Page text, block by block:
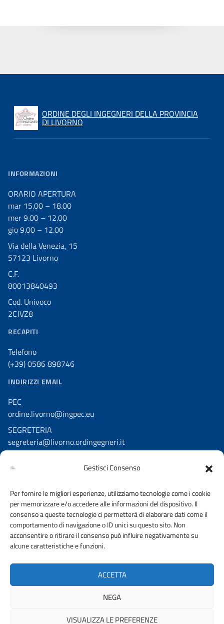
Gestisci Consenso
Per fornire le migliori esperienze, utilizziamo tecnologie come i cookie
per memorizzare e/o accedere alle informazioni del dispositivo. Il
consenso a queste tecnologie ci permetterà di elaborare dati come il
comportamento di navigazione o ID unici su questo sito. Non
acconsentire o ritirare il consenso può influire negativamente su
alcune caratteristiche e funzioni.
ACCETTA
NEGA
VISUALIZZA LE PREFERENZE
ORDINE DEGLI INGEGNERI DELLA PROVINCIA
DI LIVORNO
INFORMAZIONI
ORARIO APERTURA
mar 15.00 – 18.00
mer 9.00 – 12.00
gio 9.00 – 12.00
Via della Venezia, 15
57123 Livorno
C.F.
80013840493
Cod. Univoco
2CJVZ8
RECAPITI
Telefono
(+39) 0586 898746
INDIRIZZI EMAIL
PEC
ordine.livorno@ingpec.eu
SEGRETERIA
segreteria@livorno.ordingegneri.it
Facebook
Instagram
AMMINISTRAZIONE TRASPARENTE PRIVACY POLICY
© 2026 ORDINE DEGLI INGEGNERI DELLA PROVINCIA DI LIVORNO |